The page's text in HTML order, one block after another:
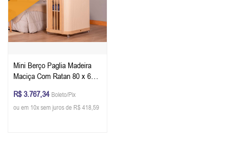
Mini Berço Paglia Madeira
Maciça Com Ratan 80 x 62 x
Carvalho Malva + Colchão
R$ 3.767,34 Boleto/Pix
ou em 10x sem juros de R$ 418,59